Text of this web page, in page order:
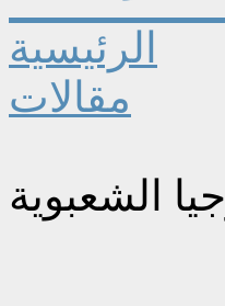
الرئيسية
مقالات
الشعبوية